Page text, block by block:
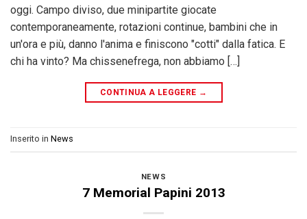
oggi. Campo diviso, due minipartite giocate
contemporaneamente, rotazioni continue, bambini che in
un'ora e più, danno l'anima e finiscono "cotti" dalla fatica. E
chi ha vinto? Ma chissenefrega, non abbiamo […]
CONTINUA A LEGGERE →
Inserito in News
NEWS
7 Memorial Papini 2013